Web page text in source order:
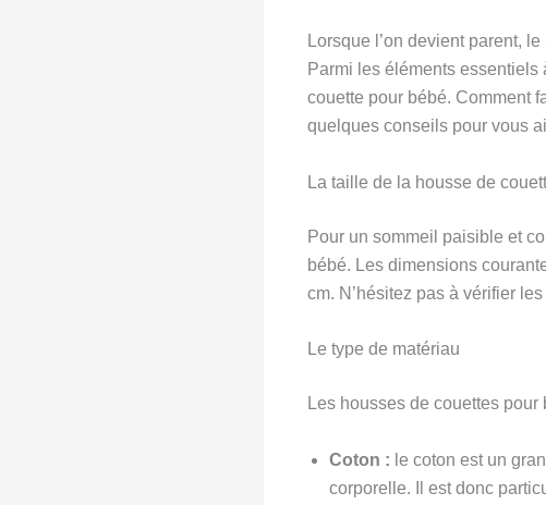
Lorsque l’on devient parent,
Parmi les éléments
couette pour bébé. Comment
quelques conseils pour vous
La taille de la housse de
Pour un sommeil paisible et
bébé. Les dimensions
cm. N’hésitez pas à vérifier
Le type de matériau
Les housses de couettes
Coton : le coton est un
corporelle. Il est donc